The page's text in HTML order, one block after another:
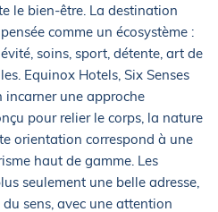
le bien-être. La destination
comme un écosystème :
soins, sport, détente, art de
Equinox Hotels, Six Senses
incarner une approche
pour relier le corps, la nature
orientation correspond à une
haut de gamme. Les
seulement une belle adresse,
sens, avec une attention